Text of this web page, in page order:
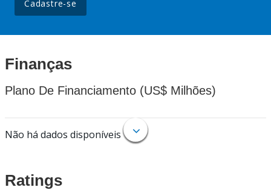
Cadastre-se
Finanças
Plano De Financiamento (US$ Milhões)
Não há dados disponíveis
Ratings